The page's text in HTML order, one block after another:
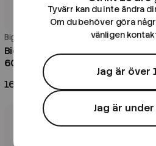
Big Bubble
Big Bubble | Blue Raspberry |
60ml Kombofill
169 kr
Big
Big
Tyvärr kan du inte ändra
Om du behöver göra
vänligen
Jag är över
Jag är under